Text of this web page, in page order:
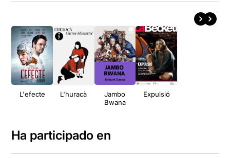
L'efecte L'huracà
Jambo
Bwana
Expulsió
Ha participado en